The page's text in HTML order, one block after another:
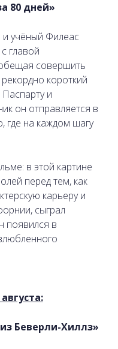
80 дней»
и учёный Филеас
главой
совершить
короткий
и
он отправляется в
где на каждом шагу
в этой картине
перед тем, как
карьеру и
сыграл
появился в
Беверли-Хиллз»